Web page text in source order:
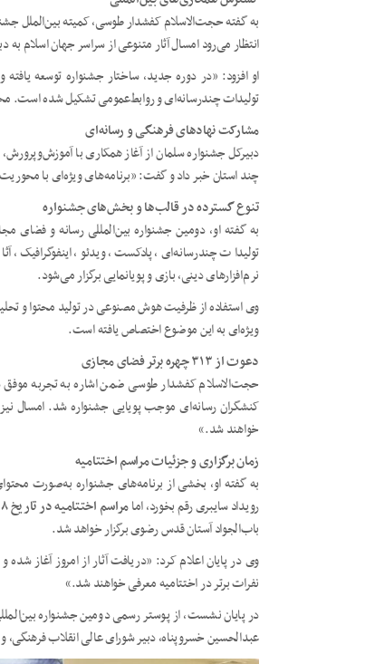
به گفته حجت‌الاسلام کفشدار طوسی، کمیته بین‌الملل
انتظار می‌رود امسال آثار متنوعی از سراسر جهان اسلام به
او افزود: «در دوره جدید، ساختار جشنواره توسعه
تولیدات چندرسانه‌ای و روابط‌عمومی تشکیل شده است.
مشارکت نهادهای فرهنگی و رسانه‌ای
دبیرکل جشنواره سلمان از آغاز همکاری با
چند استان خبر داد و گفت: «برنامه‌های ویژه‌ای با
تنوع گسترده در قالب‌ها و بخش‌های جشنواره
به گفته او، دومین جشنواره بین‌المللی رسانه و
تولیدات چندرسانه‌ای، پادکست، ویدئو،
نرم‌افزارهای دینی، بازی و پویانمایی برگزار می‌شود.
وی استفاده از ظرفیت هوش مصنوعی در تولید محتوا و
ویژه‌ای به این موضوع اختصاص یافته است.
دعوت از ۳۱۳ چهره برتر فضای مجازی
حجت‌الاسلام کفشدار طوسی ضمن اشاره به تجربه
خواهند شد.»
زمان برگزاری و جزئیات مراسم اختتامیه
به گفته او، بخشی از برنامه‌های جشنواره به‌صورت
رویداد سایبری رقم بخورد، امامراسم اختتامیه در تاریخ ۸ بهمن‌ماه، هم‌زمان با سالروز ولادت امام رضا(ع)
باب‌الجواد آستان قدس رضوی برگزار خواهد شد.
نفرات برتر در اختتامیه معرفی خواهند شد.»
در پایان نشست، از پوستر رسمی دومین جشنواره
عبدالحسین خسروپناه، دبیر شورای عالی انقلاب